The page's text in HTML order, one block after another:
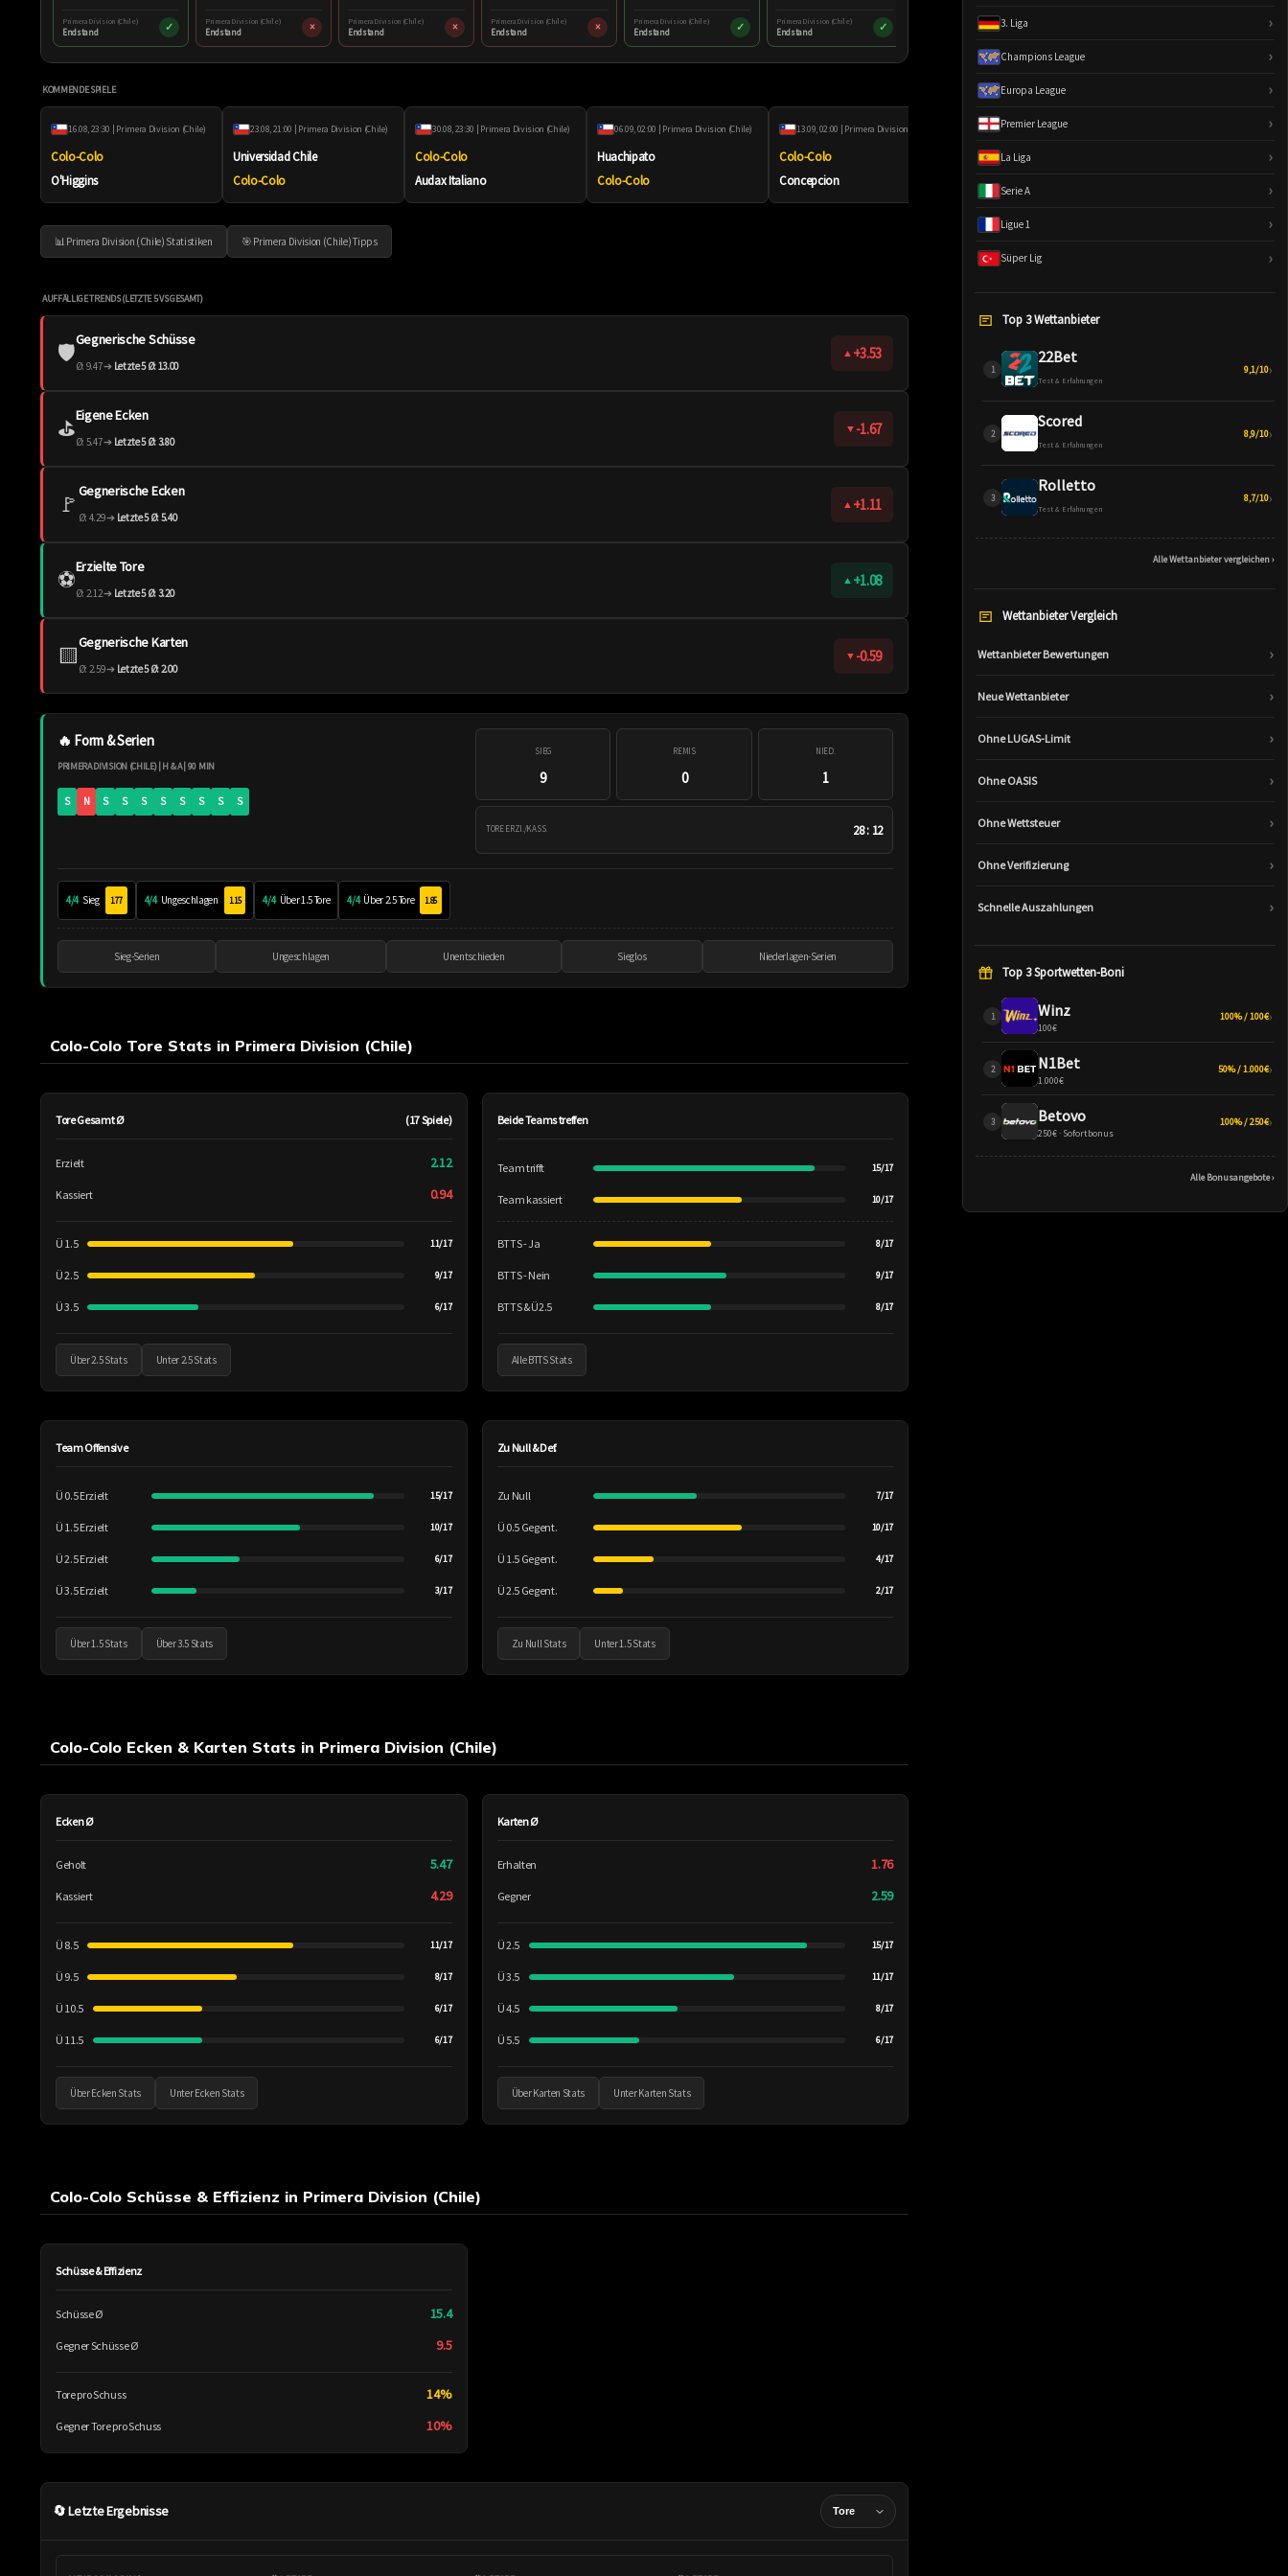
Primera Division (Chile)
Endstand ✓ Primera Division (Chile)
Endstand × Primera Division (Chile)
Endstand × Primera Division (Chile)
Endstand × Primera Division (Chile)
Endstand ✓ Primera Division (Chile)
Endstand ✓ Primera Division (Chile) ✓
KOMMENDE SPIELE
16.08, 23:30 | Primera Division (Chile)
Colo-Colo
O'Higgins
23.08, 21:00 | Primera Division (Chile)
Universidad Chile
Colo-Colo
30.08, 23:30 | Primera Division (Chile)
Colo-Colo
Audax Italiano
06.09, 02:00 | Primera Division (Chile)
Huachipato
Colo-Colo
13.09, 02:00 | Primera Division (Chile)
Colo-Colo
Concepcion
📊 Primera Division (Chile) Statistiken 🎯 Primera Division (Chile) Tipps
AUFFÄLLIGE TRENDS (LETZTE 5 VS GESAMT)
🛡️Gegnerische Schüsse
Ø: 9.47 ➔ Letzte 5 Ø: 13.00
▲ +3.53
⛳️Eigene Ecken
Ø: 5.47 ➔ Letzte 5 Ø: 3.80
▼ -1.67
🚩 Gegnerische Ecken
Ø: 4.29 ➔ Letzte 5 Ø: 5.40
▲ +1.11
⚽️Erzielte Tore
Ø: 2.12 ➔ Letzte 5 Ø: 3.20
▲ +1.08
🟨Gegnerische Karten
Ø: 2.59 ➔ Letzte 5 Ø: 2.00
▼ -0.59
🔥 Form & Serien
PRIMERA DIVISION (CHILE) | H & A | 90 MIN
S N S S S S S S S S
SIEG
9
REMIS
0
NIED.
1
TORE ERZI./KASS. 28 : 12
4/4 Sieg 1.77 4/4 Ungeschlagen 1.15 4/4 Über 1.5 Tore 4/4 Über 2.5 Tore 1.85
Sieg-Serien Ungeschlagen Unentschieden Sieglos Niederlagen-Serien
Colo-Colo Tore Stats in Primera Division (Chile)
Tore Gesamt Ø (17 Spiele)
Erzielt 2.12
Kassiert 0.94
Ü 1.5 11/17
Ü 2.5 9/17
Ü 3.5 6/17
Über 2.5 Stats Unter 2.5 Stats
Beide Teams treffen
Team trifft 15/17
Team kassiert 10/17
BTTS - Ja 8/17
BTTS - Nein 9/17
BTTS & Ü2.5 8/17
Alle BTTS Stats
Team Offensive
Ü 0.5 Erzielt 15/17
Ü 1.5 Erzielt 10/17
Ü 2.5 Erzielt 6/17
Ü 3.5 Erzielt 3/17
Über 1.5 Stats Über 3.5 Stats
Zu Null & Def.
Zu Null 7/17
Ü 0.5 Gegent. 10/17
Ü 1.5 Gegent. 4/17
Ü 2.5 Gegent. 2/17
Zu Null Stats Unter 1.5 Stats
Colo-Colo Ecken & Karten Stats in Primera Division (Chile)
Ecken Ø
Geholt 5.47
Kassiert 4.29
Ü 8.5 11/17
Ü 9.5 8/17
Ü 10.5 6/17
Ü 11.5 6/17
Über Ecken Stats Unter Ecken Stats
Karten Ø
Erhalten 1.76
Gegner 2.59
Ü 2.5 15/17
Ü 3.5 11/17
Ü 4.5 8/17
Ü 5.5 6/17
Über Karten Stats Unter Karten Stats
Colo-Colo Schüsse & Effizienz in Primera Division (Chile)
Schüsse & Effizienz
Schüsse Ø 15.4
Gegner Schüsse Ø 9.5
Tore pro Schuss 14%
Gegner Tore pro Schuss 10%
🔄 Letzte Ergebnisse
3. Liga ›
Champions League ›
Europa League ›
Premier League ›
La Liga ›
Serie A ›
Ligue 1 ›
Süper Lig ›
Top 3 Wettanbieter
22Bet
Test & Erfahrungen
9,1/10›
Scored
Test & Erfahrungen
8,9/10›
Rolletto
Test & Erfahrungen
8,7/10›
Alle Wettanbieter vergleichen ›
Wettanbieter Vergleich
Wettanbieter Bewertungen ›
Neue Wettanbieter ›
Ohne LUGAS-Limit ›
Ohne OASIS ›
Ohne Wettsteuer ›
Ohne Verifizierung ›
Schnelle Auszahlungen ›
Top 3 Sportwetten-Boni
Winz
100€
100% / 100€›
N1Bet
1.000€
50% / 1.000€›
Betovo
250€ · Sofortbonus
100% / 250€›
Alle Bonusangebote ›